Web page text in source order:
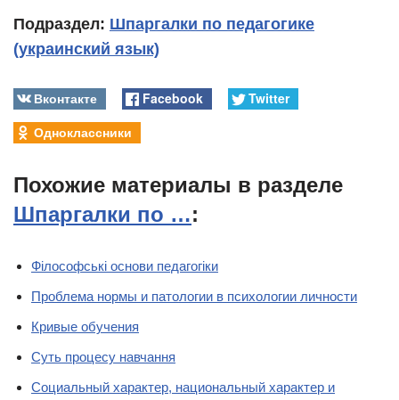
Подраздел: Шпаргалки по педагогике
(украинский язык)
Вконтакте Facebook
Twitter
Одноклассники
Похожие материалы в разделе
Шпаргалки по …:
Філософські основи педагогіки
Проблема нормы и патологии в психологии личности
Кривые обучения
Суть процесу навчання
Социальный характер, национальный характер и